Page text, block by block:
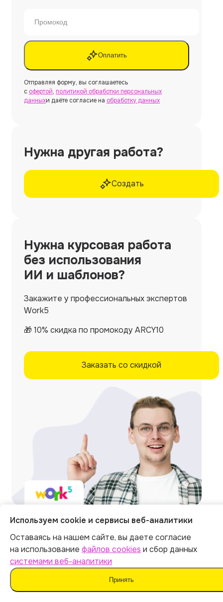
Оплатить
Отправляя форму, вы соглашаетесь
с офертой, политикой обработки персональных
данныхи даёте согласие на обработку данных
Нужна другая работа?
Создать
Нужна курсовая работа
без использования
ИИ и шаблонов?
Закажите у профессиональных экспертов
Work5
🎁 10% скидка по промокоду ARCY10
Заказать со скидкой
Отзывы на независимых
площадках
Используем cookie и сервисы веб-аналитики
Оставаясь на нашем сайте, вы даете согласие
на использование файлов cookies и сбор данных
системами веб-аналитики
Принять